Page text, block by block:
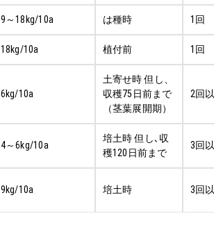
9～18kg/10a は種時 1回
18kg/10a 植付前 1回
6kg/10a
土寄せ時 但し、
収穫75日前まで
（茎葉展開期）
2回
4～6kg/10a
培土時 但し､収
穫120日前まで
3回
9kg/10a 培土時 3回